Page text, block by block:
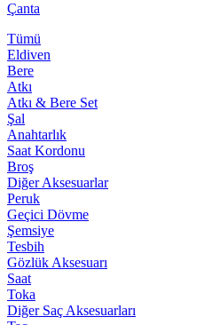
Çanta
Tümü
Eldiven
Bere
Atkı
Atkı & Bere Set
Şal
Anahtarlık
Saat Kordonu
Broş
Diğer Aksesuarlar
Peruk
Geçici Dövme
Şemsiye
Tesbih
Gözlük Aksesuarı
Saat
Toka
Diğer Saç Aksesuarları